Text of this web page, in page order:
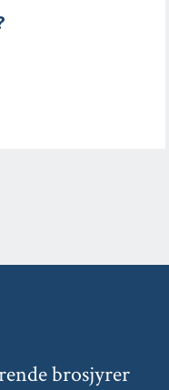
brosjyrer